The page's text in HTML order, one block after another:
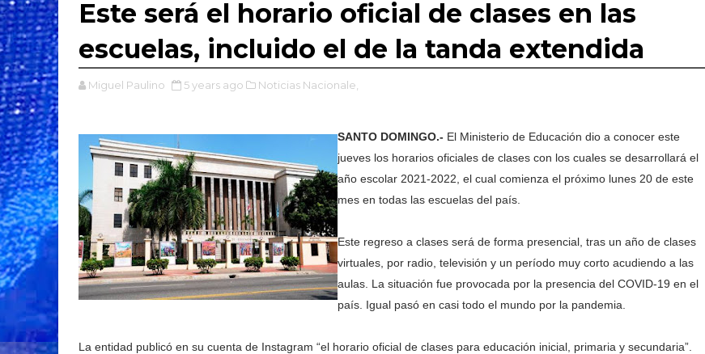
Este será el horario oficial de clases en las
escuelas, incluido el de la tanda extendida
Miguel Paulino 5 years ago Noticias Nacionale,
SANTO DOMINGO.- El Ministerio de Educación dio a conocer este
jueves los horarios oficiales de clases con los cuales se desarrollará el
año escolar 2021-2022, el cual comienza el próximo lunes 20 de este
mes en todas las escuelas del país.
Este regreso a clases será de forma presencial, tras un año de clases
virtuales, por radio, televisión y un período muy corto acudiendo a las
aulas. La situación fue provocada por la presencia del COVID-19 en el
país. Igual pasó en casi todo el mundo por la pandemia.
La entidad publicó en su cuenta de Instagram “el horario oficial de clases para educación inicial, primaria y secundaria”.